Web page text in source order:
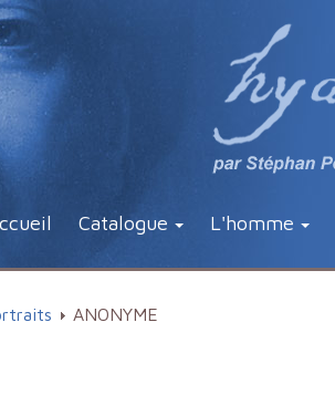
Catalogue L'homme
ANONYME